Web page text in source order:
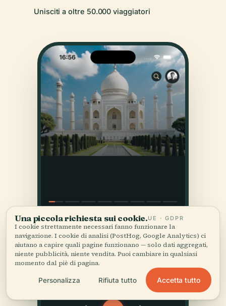
Unisciti a oltre 50.000 viaggiatori
Una piccola richiesta sui cookie.UE · GDPR
I cookie strettamente necessari fanno funzionare la
navigazione. I cookie di analisi (PostHog, Google Analytics) ci
aiutano a capire quali pagine funzionano — solo dati aggregati,
niente pubblicità, niente vendita. Puoi cambiare in qualsiasi
momento dal piè di pagina.
Personalizza Rifiuta tutto Accetta tutto